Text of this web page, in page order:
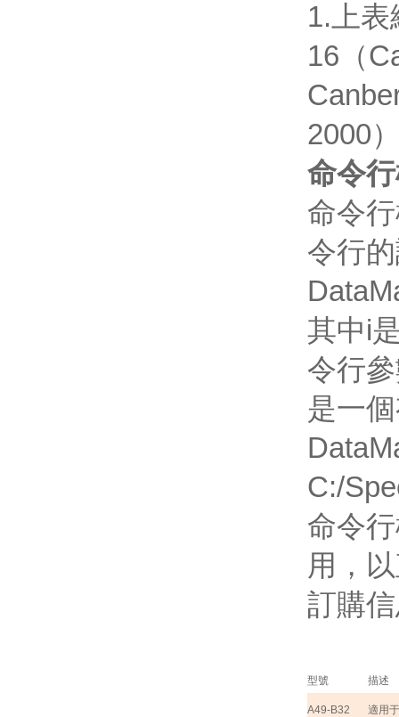
1.上
16（
2000
命令
命令
令行
其中i
令行
是一
C:/
命令
用，
訂購
型號 描述
A49-B32 適用于